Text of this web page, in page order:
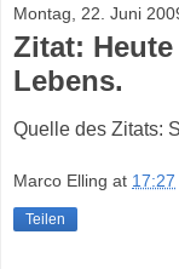
Montag, 22. Juni
Zitat:
Lebens.
Quelle des Zitats:
Marco Elling at 17:27
Teilen